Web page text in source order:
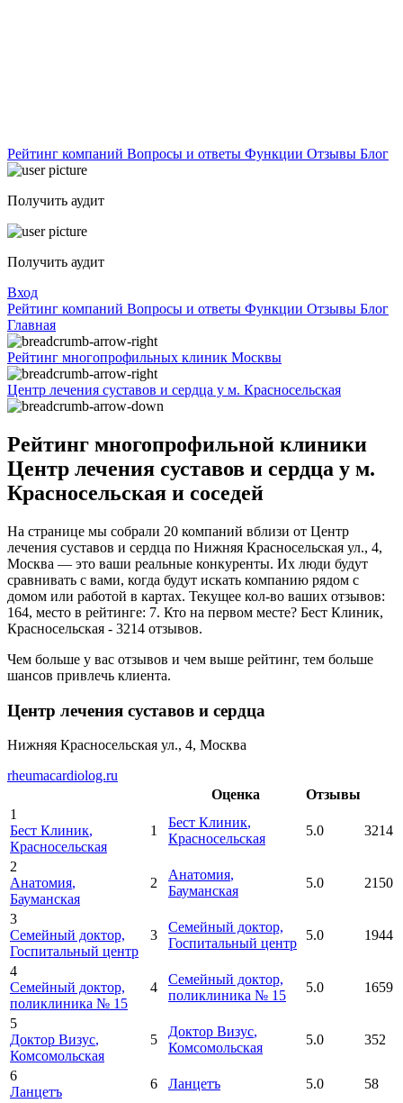
Рейтинг компаний Вопросы и ответы Функции Отзывы Блог
Получить аудит
Получить аудит
Вход
Рейтинг компаний Вопросы и ответы Функции Отзывы Блог
Главная
Рейтинг многопрофильных клиник Москвы
Центр лечения суставов и сердца у м. Красносельская
Рейтинг многопрофильной клиники
Центр лечения суставов и сердца у м.
Красносельская и соседей
На странице мы собрали 20 компаний вблизи от Центр
лечения суставов и сердца по Нижняя Красносельская ул., 4,
Москва — это ваши реальные конкуренты. Их люди будут
сравнивать с вами, когда будут искать компанию рядом с
домом или работой в картах. Текущее кол-во ваших отзывов:
164, место в рейтинге: 7. Кто на первом месте? Бест Клиник,
Красносельская - 3214 отзывов.
Чем больше у вас отзывов и чем выше рейтинг, тем больше
шансов привлечь клиента.
Центр лечения суставов и сердца
Нижняя Красносельская ул., 4, Москва
rheumacardiolog.ru
Оценка
Отзывы
1
Бест Клиник,
Красносельская
1
Бест Клиник,
Красносельская
5.0 3214
2
Анатомия,
Бауманская
2
Анатомия,
Бауманская
5.0 2150
3
Семейный доктор,
Госпитальный центр
3
Семейный доктор,
Госпитальный центр
5.0 1944
4
Семейный доктор,
поликлиника № 15
4
Семейный доктор,
поликлиника № 15
5.0 1659
5
Доктор Визус,
Комсомольская
5
Доктор Визус,
Комсомольская
5.0 352
6
Ланцетъ
6 Ланцетъ 5.0
58